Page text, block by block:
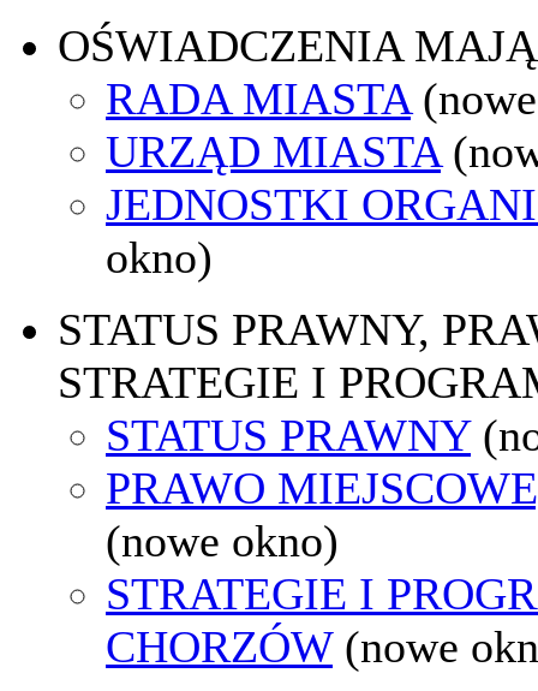
OŚWIADCZENIA
RADA MIASTA
URZĄD MIASTA
JEDNOSTKI
okno)
STATUS PRAWNY,
STRATEGIE I
STATUS PRAWNY
PRAWO
(nowe okno)
STRATEGIE I
CHORZÓW (nowe